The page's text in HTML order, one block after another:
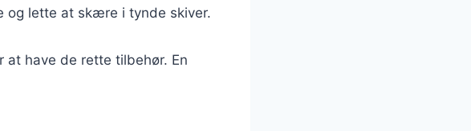
og lette at skære i tynde skiver.
at have de rette tilbehør. En